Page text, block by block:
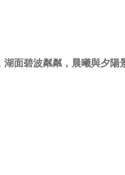
面碧波粼粼，晨曦與夕